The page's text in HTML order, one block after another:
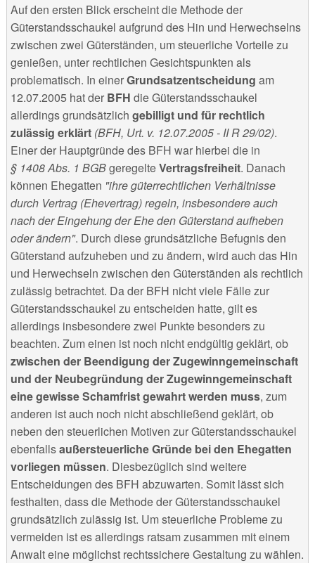
Auf den ersten Blick erscheint die Methode der
Güterstandsschaukel aufgrund des Hin und Herwechselns
zwischen zwei Güterständen, um steuerliche Vorteile zu
genießen, unter rechtlichen Gesichtspunkten als
problematisch. In einerGrundsatzentscheidung am
12.07.2005 hat der BFH die Güterstandsschaukel
allerdings grundsätzlich gebilligt und für rechtlich
zulässig erklärt (BFH, Urt. v. 12.07.2005 - II R 29/02).
Einer der Hauptgründe des BFH war hierbei die in
§ 1408 Abs. 1 BGBgeregelteVertragsfreiheit. Danach
können Ehegatten "ihre güterrechtlichen Verhältnisse
durch Vertrag (Ehevertrag) regeln, insbesondere auch
nach der Eingehung der Ehe den Güterstand aufheben
oder ändern". Durch diese grundsätzliche Befugnis den
Güterstand aufzuheben und zu ändern, wird auch das Hin
und Herwechseln zwischen den Güterständen als rechtlich
zulässig betrachtet. Da der BFH nicht viele Fälle zur
Güterstandsschaukel zu entscheiden hatte, gilt es
allerdings insbesondere zwei Punkte besonders zu
beachten. Zum einen ist noch nicht endgültig geklärt, ob
zwischen der Beendigung der Zugewinngemeinschaft
und der Neubegründung der Zugewinngemeinschaft
eine gewisse Schamfrist gewahrt werden muss, zum
anderen ist auch noch nicht abschließend geklärt, ob
neben den steuerlichen Motiven zur Güterstandsschaukel
ebenfallsaußersteuerliche Gründe bei den Ehegatten
vorliegen müssen. Diesbezüglich sind weitere
Entscheidungen des BFH abzuwarten. Somit lässt sich
festhalten, dass die Methode der Güterstandsschaukel
grundsätzlich zulässig ist. Um steuerliche Probleme zu
vermeiden ist es allerdings ratsam zusammen mit einem
Anwalt eine möglichst rechtssichere Gestaltung zu wählen.